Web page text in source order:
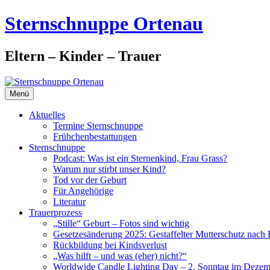
Zum
Inhalt
Sternschnuppe Ortenau
Eltern – Kinder – Trauer
Menü
Aktuelles
Termine Sternschnuppe
Frühchenbestattungen
Sternschnuppe
Podcast: Was ist ein Sternenkind, Frau Grass?
Warum nur stirbt unser Kind?
Tod vor der Geburt
Für Angehörige
Literatur
Trauerprozess
„Stille“ Geburt – Fotos sind wichtig
Gesetzesänderung 2025: Gestaffelter Mutterschutz nach
Rückbildung bei Kindsverlust
„Was hilft – und was (eher) nicht?“
Worldwide Candle Lighting Day – 2. Sonntag im